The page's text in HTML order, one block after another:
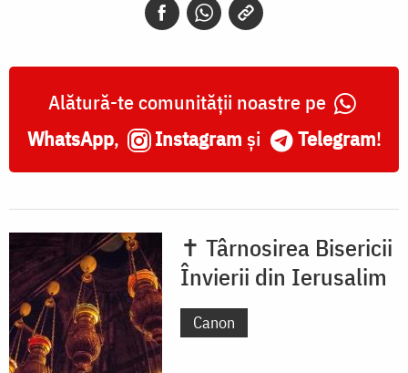
Alătură-te comunității noastre pe
WhatsApp, Instagram și Telegram!
✝ Târnosirea Bisericii
Învierii din Ierusalim
Canon